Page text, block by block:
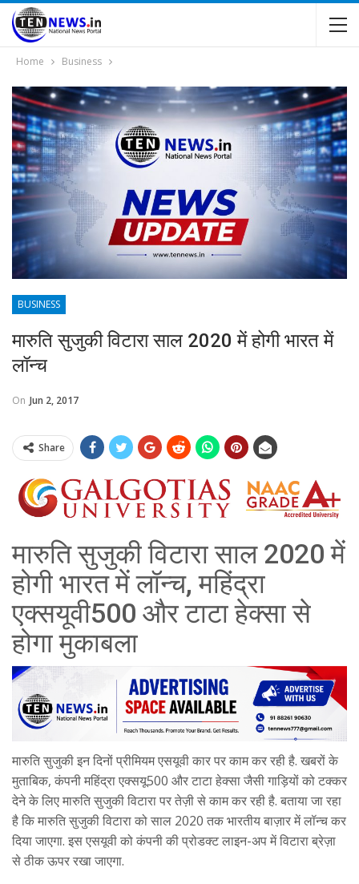
Home Business
BUSINESS
मारुति सुजुकी विटारा साल 2020 में होगी भारत में
लॉन्च
On Jun 2, 2017
Share
मारुति सुजुकी विटारा साल 2020 में
होगी भारत में लॉन्च, महिंद्रा
एक्सयूवी500 और टाटा हेक्सा से
होगा मुकाबला
मारुति सुजुकी इन दिनों प्रीमियम एसयूवी कार पर काम कर रही है. खबरों के
मुताबिक, कंपनी महिंद्रा एक्सयू500 और टाटा हेक्सा जैसी गाड़ियों को टक्कर
देने के लिए मारुति सुजुकी विटारा पर तेज़ी से काम कर रही है. बताया जा रहा
है कि मारुति सुजुकी विटारा को साल 2020 तक भारतीय बाज़ार में लॉन्च कर
दिया जाएगा. इस एसयूवी को कंपनी की प्रोडक्ट लाइन-अप में विटारा ब्रेज़ा
से ठीक ऊपर रखा जाएगा.